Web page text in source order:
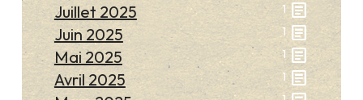
Juillet 2025 1 article
Juin 2025 1 article
Mai 2025 1 article
Avril 2025 1 article